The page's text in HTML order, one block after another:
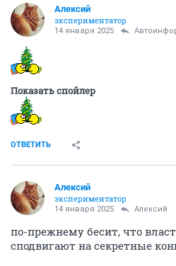
Алексий
экспериментатор
14 января 2025
Показать спойлер
ОТВЕТИТЬ
Алексий
экспериментатор
14 января 2025 Алексий
по-прежнему бесит, что
сподвигают на секретные